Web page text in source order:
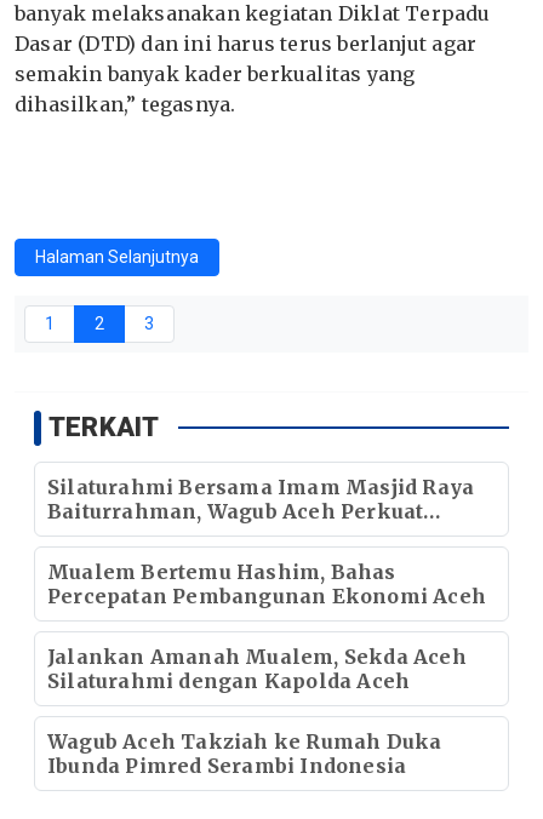
banyak melaksanakan kegiatan Diklat Terpadu
Dasar (DTD) dan ini harus terus berlanjut agar
semakin banyak kader berkualitas yang
dihasilkan,” tegasnya.
Halaman Selanjutnya
1 2 3
TERKAIT
Silaturahmi Bersama Imam Masjid Raya
Baiturrahman, Wagub Aceh Perkuat
Sinergi dengan Ulama
Mualem Bertemu Hashim, Bahas
Percepatan Pembangunan Ekonomi Aceh
Jalankan Amanah Mualem, Sekda Aceh
Silaturahmi dengan Kapolda Aceh
Wagub Aceh Takziah ke Rumah Duka
Ibunda Pimred Serambi Indonesia